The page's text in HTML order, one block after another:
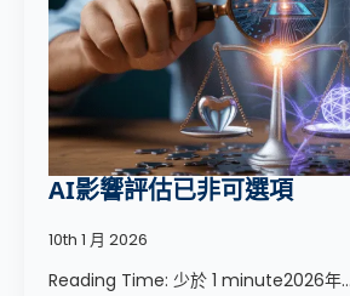
AI影響評估已非可選項
10th 1 月 2026
Reading Time: 少於 1 minute2026年...